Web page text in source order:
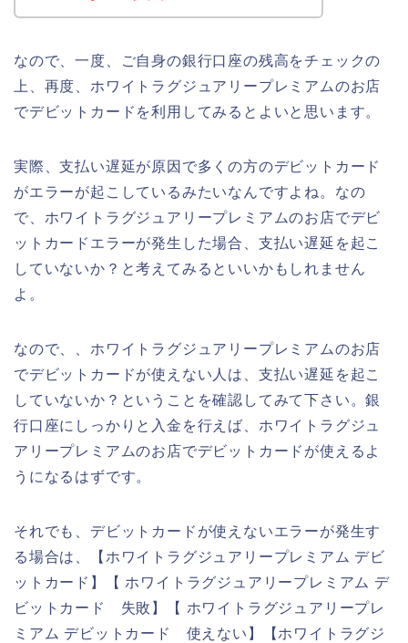
なので、一度、ご自身の銀行口座の残高をチェックの
上、再度、ホワイトラグジュアリープレミアムのお店
でデビットカードを利用してみるとよいと思います。
実際、支払い遅延が原因で多くの方のデビットカード
がエラーが起こしているみたいなんですよね。なの
で、ホワイトラグジュアリープレミアムのお店でデビ
ットカードエラーが発生した場合、支払い遅延を起こ
していないか？と考えてみるといいかもしれません
よ。
なので、、ホワイトラグジュアリープレミアムのお店
でデビットカードが使えない人は、支払い遅延を起こ
していないか？ということを確認してみて下さい。銀
行口座にしっかりと入金を行えば、ホワイトラグジュ
アリープレミアムのお店でデビットカードが使えるよ
うになるはずです。
それでも、デビットカードが使えないエラーが発生す
る場合は、【ホワイトラグジュアリープレミアム デビ
ットカード】【 ホワイトラグジュアリープレミアム デ
ビットカード 失敗】【 ホワイトラグジュアリープレ
ミアム デビットカード 使えない】【ホワイトラグジ